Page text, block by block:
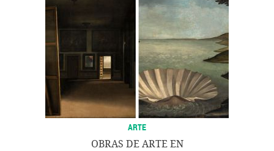
ARTE
OBRAS DE ARTE EN